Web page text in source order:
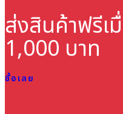
ส่งสินค้าฟรีเ
1,000 บาท
ซื้อเลย